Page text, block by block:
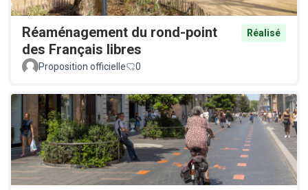
Réaménagement du rond-point
des Français libres
Réalisé
Proposition officielle 0